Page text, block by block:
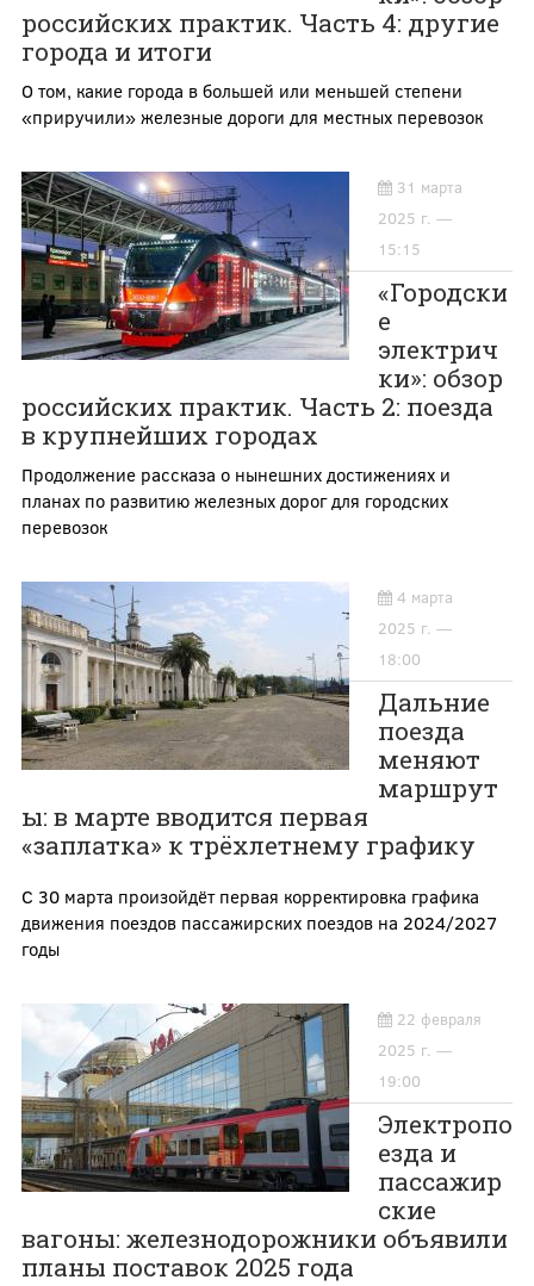
российских практик. Часть 4: другие
города и итоги
О том, какие города в большей или меньшей степени
«приручили» железные дороги для местных перевозок
31 марта
2025 г. —
15:15
«Городски
е
электрич
ки»: обзор
российских практик. Часть 2: поезда
в крупнейших городах
Продолжение рассказа о нынешних достижениях и
планах по развитию железных дорог для городских
перевозок
4 марта
2025 г. —
18:00
Дальние
поезда
меняют
маршрут
ы: в марте вводится первая
«заплатка» к трёхлетнему графику
С 30 марта произойдёт первая корректировка графика
движения поездов пассажирских поездов на 2024/2027
годы
22 февраля
2025 г. —
19:00
Электропо
езда и
пассажир
ские
вагоны: железнодорожники объявили
планы поставок 2025 года